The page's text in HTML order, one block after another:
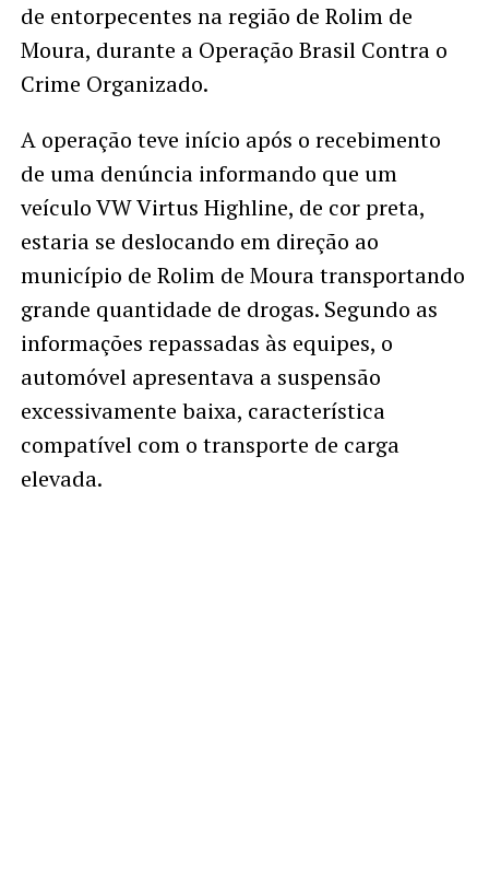
de entorpecentes na região de Rolim de
Moura, durante a Operação Brasil Contra o
Crime Organizado.
A operação teve início após o recebimento
de uma denúncia informando que um
veículo VW Virtus Highline, de cor preta,
estaria se deslocando em direção ao
município de Rolim de Moura transportando
grande quantidade de drogas. Segundo as
informações repassadas às equipes, o
automóvel apresentava a suspensão
excessivamente baixa, característica
compatível com o transporte de carga
elevada.